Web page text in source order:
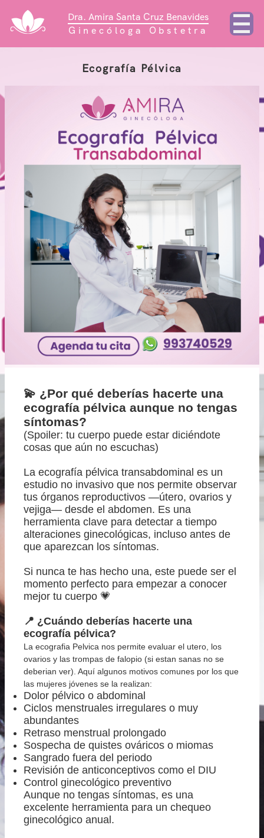
Dra. Amira Santa Cruz Benavides
Ginecóloga Obstetra
Inicio
Sobre mí
Ginecología
Ginecología con Laser
Cirugías
Obstetricia
Ecografía Pélvica
💫 ¿Por qué deberías hacerte una
ecografía pélvica aunque no tengas
síntomas?
(Spoiler: tu cuerpo puede estar diciéndote
cosas que aún no escuchas)
La ecografía pélvica transabdominal es un
estudio no invasivo que nos permite observar
tus órganos reproductivos —útero, ovarios y
vejiga— desde el abdomen. Es una
herramienta clave para detectar a tiempo
alteraciones ginecológicas, incluso antes de
que aparezcan los síntomas.
Si nunca te has hecho una, este puede ser el
momento perfecto para empezar a conocer
mejor tu cuerpo 💗
📍 ¿Cuándo deberías hacerte una
ecografía pélvica?
La ecografia Pelvica nos permite evaluar el utero, los
ovarios y las trompas de falopio (si estan sanas no se
deberian ver). Aquí algunos motivos comunes por los que
las mujeres jóvenes se la realizan:
Dolor pélvico o abdominal
Ciclos menstruales irregulares o muy
abundantes
Retraso menstrual prolongado
Sospecha de quistes ováricos o miomas
Sangrado fuera del periodo
Revisión de anticonceptivos como el DIU
Control ginecológico preventivo
Aunque no tengas síntomas, es una
excelente herramienta para un chequeo
ginecológico anual.